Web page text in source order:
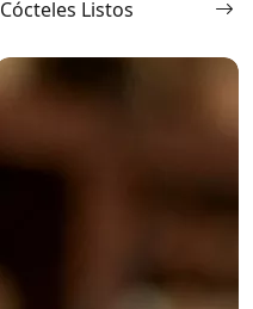
Cócteles Listos